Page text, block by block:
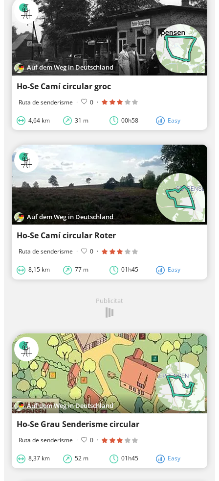
Auf dem Weg in Deutschland
Ho-Se Camí circular groc
Ruta de senderisme · 0 ·
4,64 km 31 m 00h58 Easy
Auf dem Weg in Deutschland
Ho-Se Camí circular Roter
Ruta de senderisme · 0 ·
8,15 km 77 m 01h45 Easy
Publicitat
Auf dem Weg in Deutschland
Ho-Se Grau Senderisme circular
Ruta de senderisme · 0 ·
8,37 km 52 m 01h45 Easy